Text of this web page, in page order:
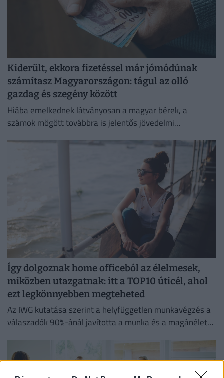
Kiderült, ekkora fizetéssel már jómódúnak
számítasz Magyarországon: tágul az olló
gazdag és szegény között
Hiába emelkednek látványosan a magyar bérek, a
számok mögött továbbra is jelentős jövedelmi
Így dolgoznak home officeból az élelmesek,
miközben utazgatnak: itt a TOP10 úticél, ahol
ezt legkönnyebben megteheted
Az IWG kutatása szerint a helyfüggetlen munkavégzés a
válaszadók 90%-ánál javította a munka és a magánélet